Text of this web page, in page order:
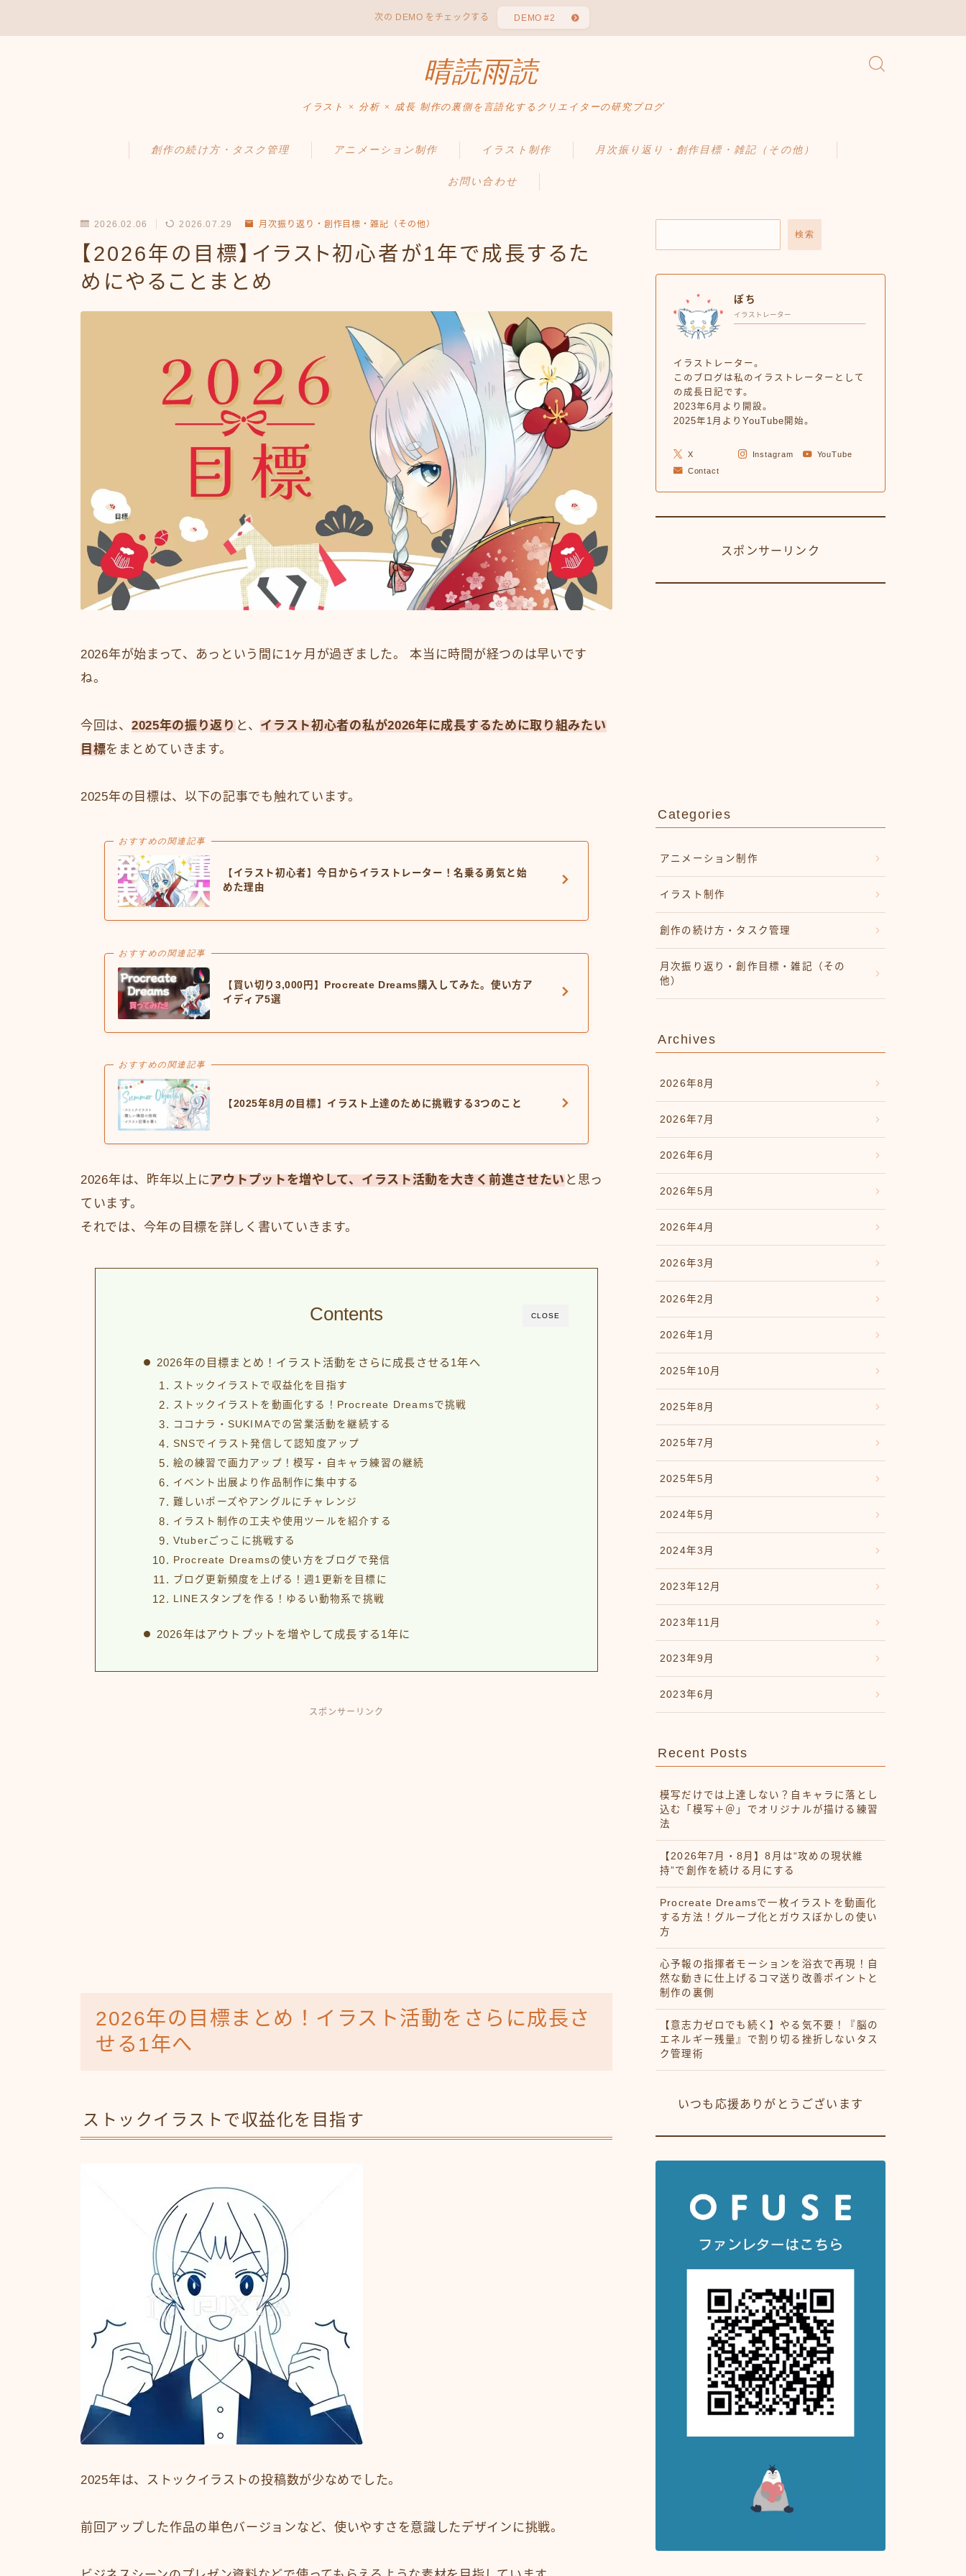
次の DEMO をチェックする DEMO #2
晴読雨読
イラスト × 分析 × 成長 制作の裏側を言語化するクリエイターの研究ブログ
創作の続け方・タスク管理 アニメーション制作 イラスト制作 月次振り返り・創作目標・雑記（その他）
お問い合わせ
プライバシーポリシー
2026.02.06 2026.07.29 月次振り返り・創作目標・雑記（その他）
【2026年の目標】イラスト初心者が1年で成長するた
めにやることまとめ
2026年が始まって、あっという間に1ヶ月が過ぎました。 本当に時間が経つのは早いです
ね。
今回は、 2025年の振り返り と、 イラスト初心者の私が2026年に成長するために取り組みたい
目標をまとめていきます。
2025年の目標は、以下の記事でも触れています。
おすすめの関連記事
【イラスト初心者】今日からイラストレーター！名乗る勇気と始
めた理由
おすすめの関連記事
【買い切り3,000円】Procreate Dreams購入してみた。使い方ア
イディア5選
おすすめの関連記事
【2025年8月の目標】イラスト上達のために挑戦する3つのこと
2026年は、昨年以上にアウトプットを増やして、イラスト活動を大きく前進させたい と思っ
ています。
それでは、今年の目標を詳しく書いていきます。
CLOSE
Contents
2026年の目標まとめ！イラスト活動をさらに成長させる1年へ
ストックイラストで収益化を目指す
ストックイラストを動画化する！Procreate Dreamsで挑戦
ココナラ・SUKIMAでの営業活動を継続する
SNSでイラスト発信して認知度アップ
絵の練習で画力アップ！模写・自キャラ練習の継続
イベント出展より作品制作に集中する
難しいポーズやアングルにチャレンジ
イラスト制作の工夫や使用ツールを紹介する
Vtuberごっこに挑戦する
Procreate Dreamsの使い方をブログで発信
ブログ更新頻度を上げる！週1更新を目標に
LINEスタンプを作る！ゆるい動物系で挑戦
2026年はアウトプットを増やして成長する1年に
スポンサーリンク
2026年の目標まとめ！イラスト活動をさらに成長さ
せる1年へ
ストックイラストで収益化を目指す
2025年は、ストックイラストの投稿数が少なめでした。
前回アップした作品の単色バージョンなど、使いやすさを意識したデザインに挑戦。
検索
ぽち
イラストレーター
イラストレーター。
このブログは私のイラストレーターとして
の成長日記です。
2023年6月より開設。
2025年1月よりYouTube開始。
X Instagram
YouTube
Contact
スポンサーリンク
Categories
アニメーション制作
イラスト制作
創作の続け方・タスク管理
月次振り返り・創作目標・雑記（その
他）
Archives
2026年8月
2026年7月
2026年6月
2026年5月
2026年4月
2026年3月
2026年2月
2026年1月
2025年10月
2025年8月
2025年7月
2025年5月
2024年5月
2024年3月
2023年12月
2023年11月
2023年9月
2023年6月
Recent Posts
模写だけでは上達しない？自キャラに落とし
込む「模写＋＠」でオリジナルが描ける練習
法
【2026年7月・8月】8月は“攻めの現状維
持”で創作を続ける月にする
Procreate Dreamsで一枚イラストを動画化
する方法！グループ化とガウスぼかしの使い
方
心予報の指揮者モーションを浴衣で再現！自
然な動きに仕上げるコマ送り改善ポイントと
制作の裏側
【意志力ゼロでも続く】やる気不要！『脳の
エネルギー残量』で割り切る挫折しないタス
ク管理術
いつも応援ありがとうございます